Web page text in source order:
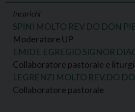
Incarichi
SPINI MOLTO REV.DO DON
Moderatore UP
EMIDE EGREGIO SIGNOR
Collaboratore pastorale e
LEGRENZI MOLTO REV.DO
Collaboratore pastorale